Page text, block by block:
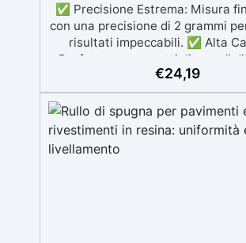
✅ Precisione Estrema: Misura
con una precisione di 2 grammi
risultati impeccabili. ✅ Alta
Perfetta per progetti di grandi
come tavoli in resina, con
kg. ✅ Efficienza Superiore:
rischio di esotermia e riduce gli
risultati ottimali. ✅ Facilità
e semplice da usare, ideale per
resina epossidica. ✅ Risparmio
€24,19